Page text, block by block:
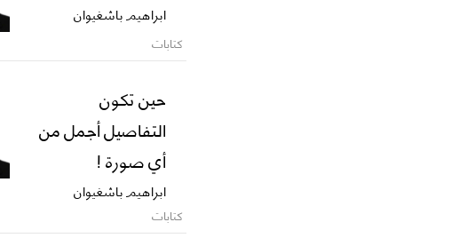
ابراهيم باشغيوان
كتابات
حين تكون
التفاصيل أجمل من
أي صورة !
ابراهيم باشغيوان
كتابات